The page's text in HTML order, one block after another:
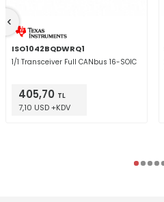
ISO1042BQDWRQ1
1/1 Transceiver Full CANbus 16-SOIC
405,70 TL
7,10 USD +KDV